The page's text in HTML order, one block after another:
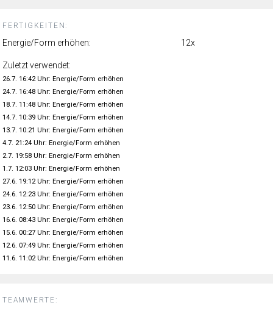
TEAMWERTE:
FERTIGKEITEN:
Energie/Form erhöhen: 12x
Zuletzt verwendet:
26.7. 16:42 Uhr: Energie/Form erhöhen
24.7. 16:48 Uhr: Energie/Form erhöhen
18.7. 11:48 Uhr: Energie/Form erhöhen
14.7. 10:39 Uhr: Energie/Form erhöhen
13.7. 10:21 Uhr: Energie/Form erhöhen
4.7. 21:24 Uhr: Energie/Form erhöhen
2.7. 19:58 Uhr: Energie/Form erhöhen
1.7. 12:03 Uhr: Energie/Form erhöhen
27.6. 19:12 Uhr: Energie/Form erhöhen
24.6. 12:23 Uhr: Energie/Form erhöhen
23.6. 12:50 Uhr: Energie/Form erhöhen
16.6. 08:43 Uhr: Energie/Form erhöhen
15.6. 00:27 Uhr: Energie/Form erhöhen
12.6. 07:49 Uhr: Energie/Form erhöhen
11.6. 11:02 Uhr: Energie/Form erhöhen